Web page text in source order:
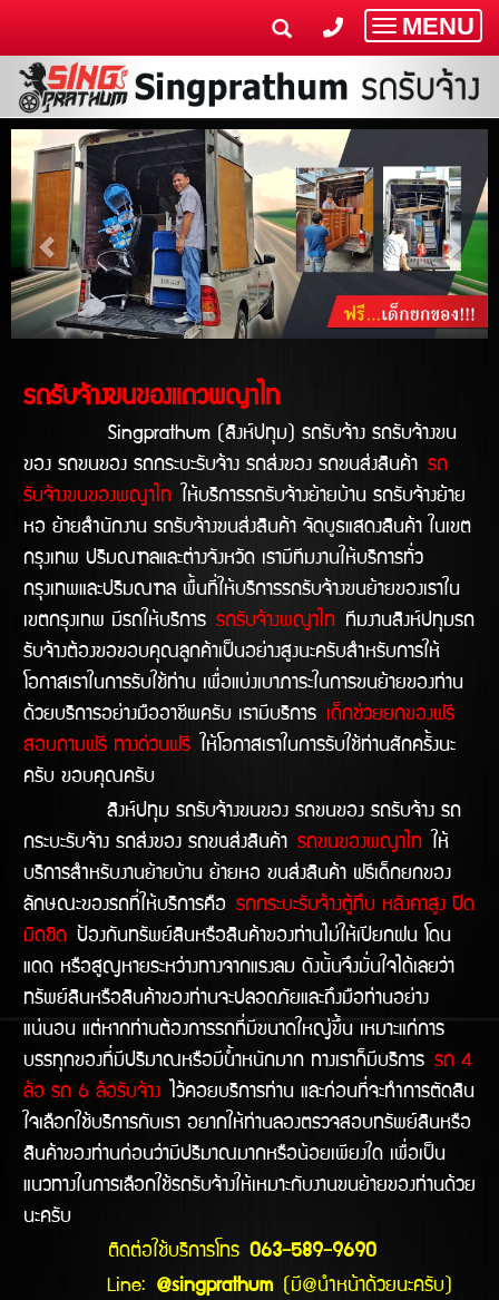
Toggle
MENU
รถรับจ้างขนของแถวพญาไท
Singprathum (สิงห์ปทุม) รถรับจ้าง รถรับจ้างขน
ของ รถขนของ รถกระบะรับจ้าง รถส่งของ รถขนส่งสินค้า รถ
รับจ้างขนของพญาไท ให้บริการรถรับจ้างย้ายบ้าน รถรับจ้างย้าย
หอ ย้ายสำนักงาน รถรับจ้างขนส่งสินค้า จัดบูธแสดงสินค้า ในเขต
กรุงเทพ ปริมณฑลและต่างจังหวัด เรามีทีมงานให้บริการทั่ว
กรุงเทพและปริมณฑล พื้นที่ให้บริการรถรับจ้างขนย้ายของเราใน
เขตกรุงเทพ มีรถให้บริการ รถรับจ้างพญาไท ทีมงานสิงห์ปทุมรถ
รับจ้างต้องขอขอบคุณลูกค้าเป็นอย่างสูงนะครับสำหรับการให้
โอกาสเราในการรับใช้ท่าน เพื่อแบ่งเบาภาระในการขนย้ายของท่าน
ด้วยบริการอย่างมืออาชีพครับ เรามีบริการ
เด็กช่วยยกของฟรี
สอบถามฟรี ทางด่วนฟรี ให้โอกาสเราในการรับใช้ท่านสักครั้งนะ
ครับ ขอบคุณครับ
สิงห์ปทุม รถรับจ้างขนของ รถขนของ รถรับจ้าง รถ
กระบะรับจ้าง รถส่งของ รถขนส่งสินค้า รถขนของพญาไท ให้
บริการสำหรับงานย้ายบ้าน ย้ายหอ ขนส่งสินค้า ฟรีเด็กยกของ
ลักษณะของรถที่ให้บริการคือ รถกระบะรับจ้างตู้ทึบ หลังคาสูง ปิด
มิดชิด ป้องกันทรัพย์สินหรือสินค้าของท่านไม่ให้เปียกฝน โดน
แดด หรือสูญหายระหว่างทางจากแรงลม ดังนั้นจึงมั่นใจได้เลยว่า
ทรัพย์สินหรือสินค้าของท่านจะปลอดภัยและถึงมือท่านอย่าง
แน่นอน แต่หากท่านต้องการรถที่มีขนาดใหญ่ขึ้น เหมาะแก่การ
บรรทุกของที่มีปริมาณหรือมีน้ำหนักมาก ทางเราก็มีบริการ รถ 4
ล้อ รถ 6 ล้อรับจ้าง ไว้คอยบริการท่าน และก่อนที่จะทำการตัดสิน
ใจเลือกใช้บริการกับเรา อยากให้ท่านลองตรวจสอบทรัพย์สินหรือ
สินค้าของท่านก่อนว่ามีปริมาณมากหรือน้อยเพียงใด เพื่อเป็น
แนวทางในการเลือกใช้รถรับจ้างให้เหมาะกับงานขนย้ายของท่านด้วย
นะครับ
ติดต่อใช้บริการโทร 063-589-9690
Line: @singprathum (มี@นำหน้าด้วยนะครับ)